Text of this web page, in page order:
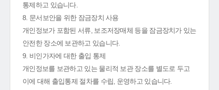
통제하고 있습니다.
8. 문서보안을 위한 잠금장치 사용
개인정보가 포함된 서류, 보조저장매체 등을 잠금장치가 있는
안전한 장소에 보관하고 있습니다.
9. 비인가자에 대한 출입 통제
개인정보를 보관하고 있는 물리적 보관 장소를 별도로 두고
이에 대해 출입통제 절차를 수립, 운영하고 있습니다.